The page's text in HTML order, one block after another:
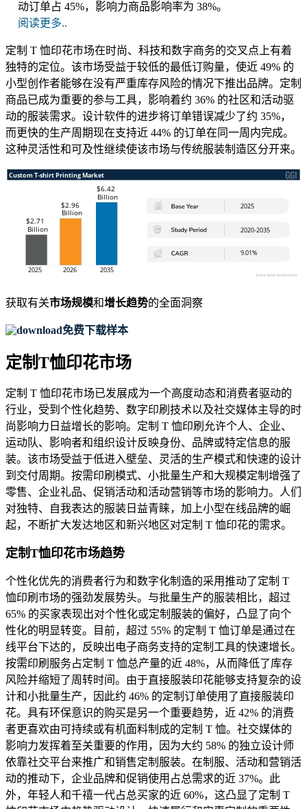
动订单占 45%，影响力商品影响率为 38%。
阅读更多..
定制 T 恤印花市场在时尚、科技和数字商务的交叉点上有着
独特的定位。该市场受益于较低的最低订购量，使近 49% 的
小型创作者能够在没有严重库存风险的情况下推出品牌。定制
商品已成为重要的参与工具，影响着约 36% 的社区和活动驱
动的服装需求。设计软件的进步将订单错误减少了约 35%，
而更快的生产周期现在支持近 44% 的订单在同一周内完成。
这种灵活性和可及性继续使该市场与传统服装制造区分开来。
获取有关市场规模和增长趋势的全面洞察
免费下载样本
定制T恤印花市场
定制 T 恤印花市场已发展成为一个高度动态和消费者驱动的
行业，受到个性化趋势、数字印刷技术以及社交媒体主导的时
尚影响力日益增长的影响。定制 T 恤印刷允许个人、企业、
运动队、影响者和组织设计反映身份、品牌或特定信息的服
装。该市场受益于低进入壁垒、灵活的生产模式和快速的设计
到交付周期。按需印刷模式、小批量生产和大规模定制增强了
零售、企业礼品、促销活动和活动营销等市场的影响力。人们
对独特、自我表达的服装日益青睐，加上小型在线品牌的崛
起，不断扩大发达地区和新兴地区对定制 T 恤印花的需求。
定制T恤印花市场趋势
个性化优先的消费者行为和数字化制造的采用推动了定制 T
恤印刷市场的强劲发展势头。与批量生产的服装相比，超过
65% 的买家表现出对个性化或定制服装的偏好，凸显了向个
性化的明显转变。目前，超过 55% 的定制 T 恤订单是通过在
线平台下达的，反映出电子商务支持的定制工具的快速增长。
按需印刷服务占定制 T 恤总产量的近 48%，从而降低了库存
风险并缩短了周转时间。由于直接服装印花能够支持复杂的设
计和小批量生产，因此约 46% 的定制订单使用了直接服装印
花。具有环保意识的购买是另一个重要趋势，近 42% 的消费
者更喜欢由可持续或有机面料制成的定制 T 恤。社交媒体的
影响力发挥着至关重要的作用，因为大约 58% 的独立设计师
依靠社交平台来推广和销售定制服装。在制服、活动和营销活
动的推动下，企业品牌和促销使用占总需求的近 37%。此
外，年轻人和千禧一代占总买家的近 60%，这凸显了定制 T